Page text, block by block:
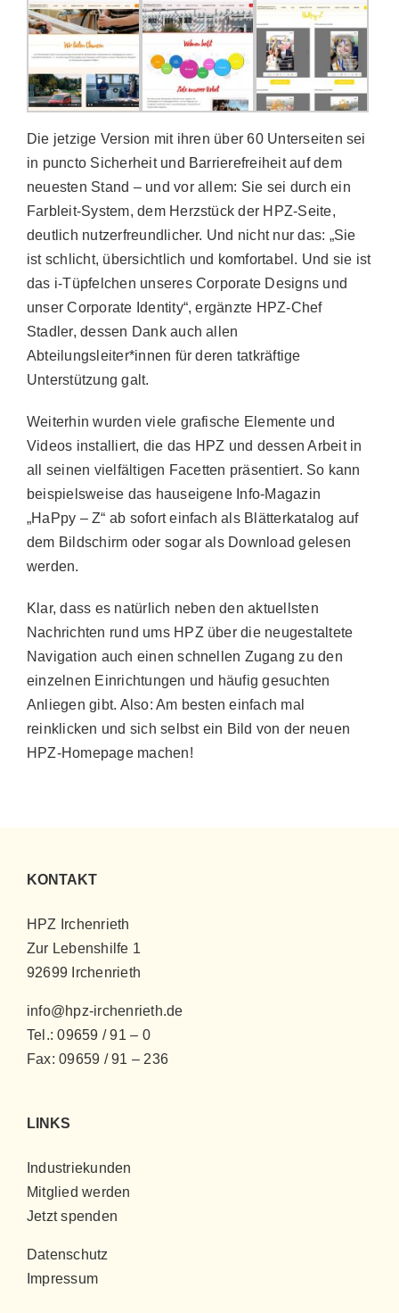
Die jetzige Version mit ihren über 60 Unterseiten sei
in puncto Sicherheit und Barrierefreiheit auf dem
neuesten Stand – und vor allem: Sie sei durch ein
Farbleit-System, dem Herzstück der HPZ-Seite,
deutlich nutzerfreundlicher. Und nicht nur das: „Sie
ist schlicht, übersichtlich und komfortabel. Und sie ist
das i-Tüpfelchen unseres Corporate Designs und
unser Corporate Identity“, ergänzte HPZ-Chef
Stadler, dessen Dank auch allen
Abteilungsleiter*innen für deren tatkräftige
Unterstützung galt.
Weiterhin wurden viele grafische Elemente und
Videos installiert, die das HPZ und dessen Arbeit in
all seinen vielfältigen Facetten präsentiert. So kann
beispielsweise das hauseigene Info-Magazin
„HaPpy – Z“ ab sofort einfach als Blätterkatalog auf
dem Bildschirm oder sogar als Download gelesen
werden.
Klar, dass es natürlich neben den aktuellsten
Nachrichten rund ums HPZ über die neugestaltete
Navigation auch einen schnellen Zugang zu den
einzelnen Einrichtungen und häufig gesuchten
Anliegen gibt. Also: Am besten einfach mal
reinklicken und sich selbst ein Bild von der neuen
HPZ-Homepage machen!
KONTAKT
HPZ Irchenrieth
Zur Lebenshilfe 1
92699 Irchenrieth
info@hpz-irchenrieth.de
Tel.: 09659 / 91 – 0
Fax: 09659 / 91 – 236
LINKS
Industriekunden
Mitglied werden
Jetzt spenden
Datenschutz
Impressum